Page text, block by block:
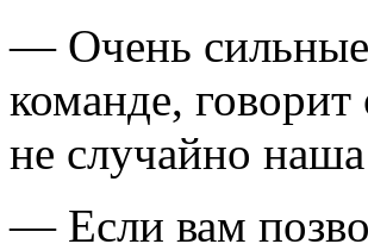
— Очень
команде,
не случайно
— Если вам